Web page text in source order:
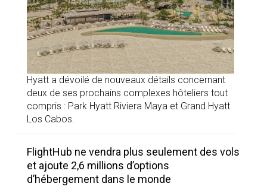
Hyatt a dévoilé de nouveaux détails concernant
deux de ses prochains complexes hôteliers tout
compris : Park Hyatt Riviera Maya et Grand Hyatt
Los Cabos.
FlightHub ne vendra plus seulement des vols
et ajoute 2,6 millions d’options
d’hébergement dans le monde